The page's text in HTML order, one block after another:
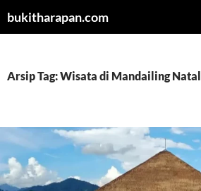
bukitharapan.com
Arsip Tag: Wisata di Mandailing Natal